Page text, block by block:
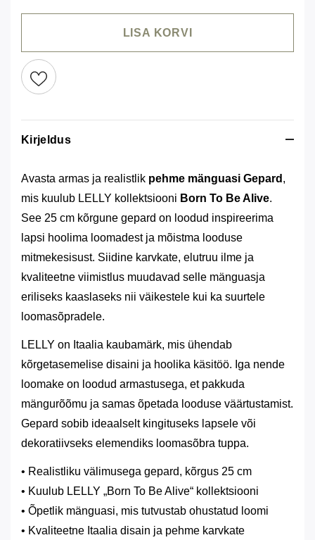
LISA KORVI
Kirjeldus
Avasta armas ja realistlik pehme mänguasi Gepard ,
mis kuulub LELLY kollektsiooni Born To Be Alive.
See 25 cm kõrgune gepard on loodud inspireerima
lapsi hoolima loomadest ja mõistma looduse
mitmekesisust. Siidine karvkate, elutruu ilme ja
kvaliteetne viimistlus muudavad selle mänguasja
eriliseks kaaslaseks nii väikestele kui ka suurtele
loomasõpradele.
LELLY on Itaalia kaubamärk, mis ühendab
kõrgetasemelise disaini ja hoolika käsitöö. Iga nende
loomake on loodud armastusega, et pakkuda
mängurõõmu ja samas õpetada looduse väärtustamist.
Gepard sobib ideaalselt kingituseks lapsele või
dekoratiivseks elemendiks loomasõbra tuppa.
• Realistliku välimusega gepard, kõrgus 25 cm
• Kuulub LELLY „Born To Be Alive“ kollektsiooni
• Õpetlik mänguasi, mis tutvustab ohustatud loomi
• Kvaliteetne Itaalia disain ja pehme karvkate